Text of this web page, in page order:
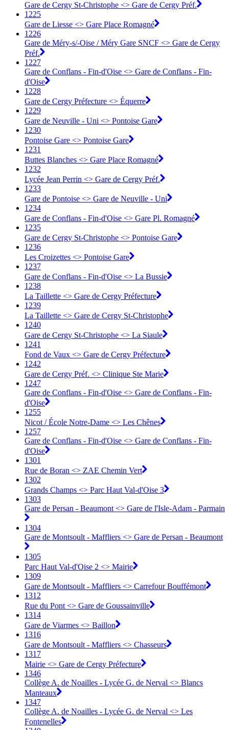
Gare de Cergy St-Christophe <> Gare de Cergy Préf.
1225
Gare de Liesse <> Gare Place Romagné
1226
Gare de Méry-s/-Oise / Méry Gare SNCF <> Gare de Cergy
Préf.
1227
Gare de Conflans - Fin-d'Oise <> Gare de Conflans - Fin-
d'Oise
1228
Gare de Cergy Préfecture <> Équerre
1229
Gare de Neuville - Uni <> Pontoise Gare
1230
Pontoise Gare <> Pontoise Gare
1231
Buttes Blanches <> Gare Place Romagné
1232
Lycée Jean Perrin <> Gare de Cergy Préf.
1233
Gare de Pontoise <> Gare de Neuville - Uni
1234
Gare de Conflans - Fin-d'Oise <> Gare Pl. Romagné
1235
Gare de Cergy St-Christophe <> Pontoise Gare
1236
Les Croizettes <> Pontoise Gare
1237
Gare de Conflans - Fin-d'Oise <> La Bussie
1238
La Taillette <> Gare de Cergy Préfecture
1239
La Taillette <> Gare de Cergy St-Christophe
1240
Gare de Cergy St-Christophe <> La Siaule
1241
Fond de Vaux <> Gare de Cergy Préfecture
1242
Gare de Cergy Préf. <> Clinique Ste Marie
1247
Gare de Conflans - Fin-d'Oise <> Gare de Conflans - Fin-
d'Oise
1255
Nicot / École Notre-Dame <> Les Chênes
1257
Gare de Conflans - Fin-d'Oise <> Gare de Conflans - Fin-
d'Oise
1301
Rue de Boran <> ZAE Chemin Vert
1302
Grands Champs <> Parc Haut Val-d'Oise 3
1303
Gare de Persan - Beaumont <> Gare de l'Isle-Adam - Parmain
1304
Gare de Montsoult - Maffliers <> Gare de Persan - Beaumont
1305
Parc Haut Val-d'Oise 2 <> Mairie
1309
Gare de Montsoult - Maffliers <> Carrefour Bouffémont
1312
Rue du Pont <> Gare de Goussainville
1314
Gare de Viarmes <> Baillon
1316
Gare de Montsoult - Maffliers <> Chasseurs
1317
Mairie <> Gare de Cergy Préfecture
1346
Collège A. de Noailles - Lycée G. de Nerval <> Blancs
Manteaux
1347
Collège A. de Noailles - Lycée G. de Nerval <> Les
Fontenelles